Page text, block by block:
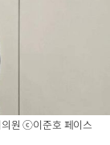
의원 ⓒ이준호 페이스